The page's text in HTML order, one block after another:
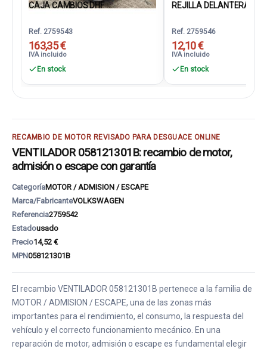
CAJA CAMBIOS DHF
Ref. 2759543
163,35 €
IVA incluido
En stock
REJILLA DELANTERA
Ref. 2759546
12,10 €
IVA incluido
En stock
RECAMBIO DE MOTOR REVISADO PARA DESGUACE ONLINE
VENTILADOR 058121301B: recambio de motor,
admisión o escape con garantía
CategoríaMOTOR / ADMISION / ESCAPE
Marca/FabricanteVOLKSWAGEN
Referencia2759542
Estadousado
Precio14,52 €
MPN058121301B
El recambio VENTILADOR 058121301B pertenece a la familia de
MOTOR / ADMISION / ESCAPE, una de las zonas más
importantes para el rendimiento, el consumo, la respuesta del
vehículo y el correcto funcionamiento mecánico. En una
reparación de motor, admisión o escape es fundamental elegir